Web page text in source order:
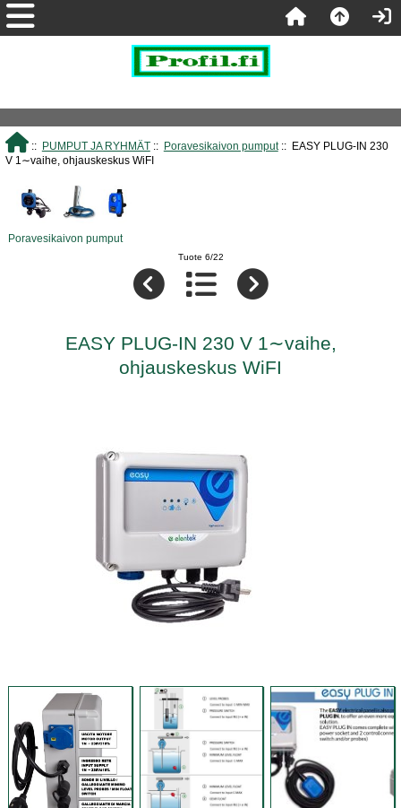
:: PUMPUT JA RYHMÄT:: Poravesikaivon pumput:: EASY PLUG-IN 230
V 1∼vaihe, ohjauskeskus WiFI
Poravesikaivon pumput
Tuote 6/22
EASY PLUG-IN 230 V 1∼vaihe,
ohjauskeskus WiFI